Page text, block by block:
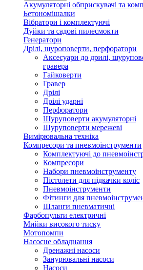
Акумуляторні обприскувачі та
Бетономішалки
Вібратори і комплектуючі
Дуйки та садові пилесмокти
Генератори
Дрілі, шуроповерти, перфоратори
Аксесуари до дрилі,
гравера
Гайковерти
Гравер
Дрілі
Дрілі ударні
Перфоратори
Шуруповерти акумуляторні
Шуруповерти мережеві
Вимірювальна техніка
Компресори та пневмоінструменти
Комплектуючі до
Компресори
Набори пневмоінструменту
Пістолети для підкачки коліс
Пневмоінструменти
Фітинги для
Шланги пневматичні
Фарбопульти електричні
Мийки високого тиску
Мотопомпи
Насосне обладнання
Дренажні насоси
Занурювальні насоси
Насоси